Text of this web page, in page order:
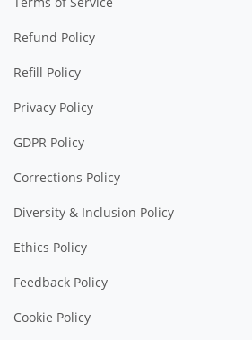
Refund Policy
Refill Policy
Privacy Policy
GDPR Policy
Corrections Policy
Diversity & Inclusion Policy
Ethics Policy
Feedback Policy
Cookie Policy